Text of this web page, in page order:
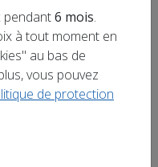
pendant6 mois.
à tout moment en
au bas de
vous pouvez
de protection